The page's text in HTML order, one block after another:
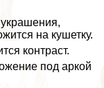
на кушетку.
контраст.
под аркой